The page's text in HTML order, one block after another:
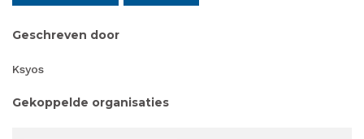
Geschreven door
Ksyos
Gekoppelde organisaties